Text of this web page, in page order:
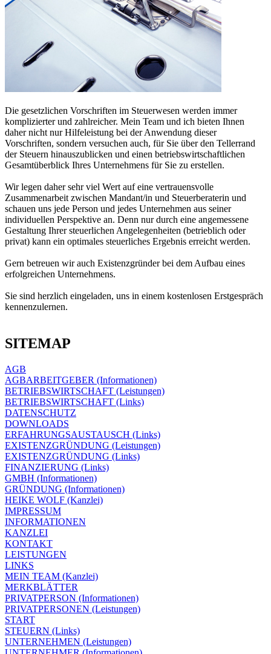
Die gesetzlichen Vorschriften im Steuerwesen werden immer
komplizierter und zahlreicher. Mein Team und ich bieten Ihnen
daher nicht nur Hilfeleistung bei der Anwendung dieser
Vorschriften, sondern versuchen auch, für Sie über den Tellerrand
der Steuern hinauszublicken und einen betriebswirtschaftlichen
Gesamtüberblick Ihres Unternehmens für Sie zu erstellen.
Wir legen daher sehr viel Wert auf eine vertrauensvolle
Zusammenarbeit zwischen Mandant/in und Steuerberaterin und
schauen uns jede Person und jedes Unternehmen aus seiner
individuellen Perspektive an. Denn nur durch eine angemessene
Gestaltung Ihrer steuerlichen Angelegenheiten (betrieblich oder
privat) kann ein optimales steuerliches Ergebnis erreicht werden.
Gern betreuen wir auch Existenzgründer bei dem Aufbau eines
erfolgreichen Unternehmens.
Sie sind herzlich eingeladen, uns in einem kostenlosen Erstgespräch
kennenzulernen.
SITEMAP
AGB
AGBARBEITGEBER (Informationen)
BETRIEBSWIRTSCHAFT (Leistungen)
BETRIEBSWIRTSCHAFT (Links)
DATENSCHUTZ
DOWNLOADS
ERFAHRUNGSAUSTAUSCH (Links)
EXISTENZGRÜNDUNG (Leistungen)
EXISTENZGRÜNDUNG (Links)
FINANZIERUNG (Links)
GMBH (Informationen)
GRÜNDUNG (Informationen)
HEIKE WOLF (Kanzlei)
IMPRESSUM
INFORMATIONEN
KANZLEI
KONTAKT
LEISTUNGEN
LINKS
MEIN TEAM (Kanzlei)
MERKBLÄTTER
PRIVATPERSON (Informationen)
PRIVATPERSONEN (Leistungen)
START
STEUERN (Links)
UNTERNEHMEN (Leistungen)